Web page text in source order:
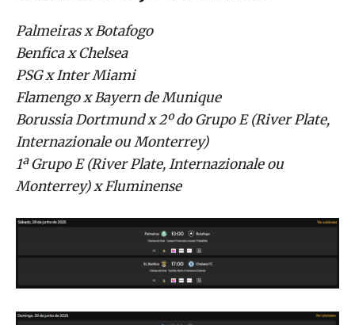
Palmeiras x Botafogo
Benfica x Chelsea
PSG x Inter Miami
Flamengo x Bayern de Munique
Borussia Dortmund x 2º do Grupo E (River Plate,
Internazionale ou Monterrey)
1ª Grupo E (River Plate, Internazionale ou
Monterrey) x Fluminense